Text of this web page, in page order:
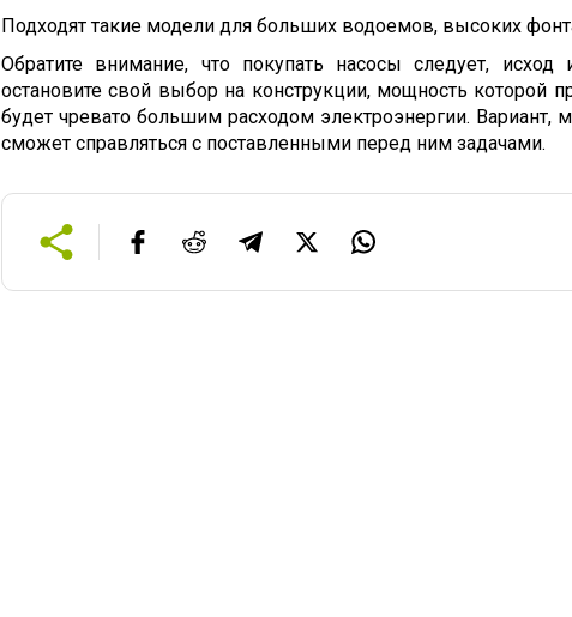
Подходят такие модели для больших водоемов, высоких
Обратите внимание, что покупать насосы следует,
остановите свой выбор на конструкции, мощность которой
будет чревато большим расходом электроэнергии.
сможет справляться с поставленными перед ним задачами.